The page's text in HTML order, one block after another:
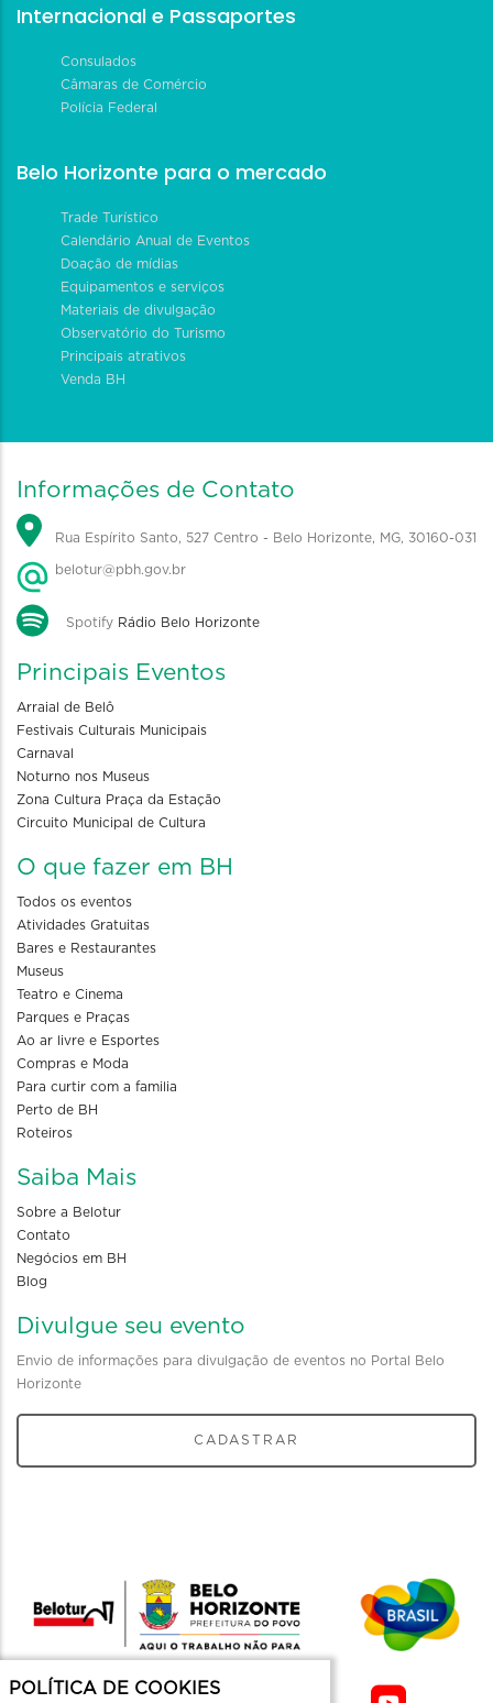
Internacional e Passaportes
Consulados
Câmaras de Comércio
Polícia Federal
Belo Horizonte para o mercado
Trade Turístico
Calendário Anual de Eventos
Doação de mídias
Equipamentos e serviços
Materiais de divulgação
Observatório do Turismo
Principais atrativos
Venda BH
Informações de Contato
Rua Espírito Santo, 527 Centro - Belo Horizonte, MG, 30160-031
belotur@pbh.gov.br
Spotify Rádio Belo Horizonte
Principais Eventos
Arraial de Belô
Festivais Culturais Municipais
Carnaval
Noturno nos Museus
Zona Cultura Praça da Estação
Circuito Municipal de Cultura
O que fazer em BH
Todos os eventos
Atividades Gratuitas
Bares e Restaurantes
Museus
Teatro e Cinema
Parques e Praças
Ao ar livre e Esportes
Compras e Moda
Para curtir com a familia
Perto de BH
Roteiros
Saiba Mais
Sobre a Belotur
Contato
Negócios em BH
Blog
Divulgue seu evento
Envio de informações para divulgação de eventos no Portal Belo
Horizonte
CADASTRAR
POLÍTICA DE COOKIES